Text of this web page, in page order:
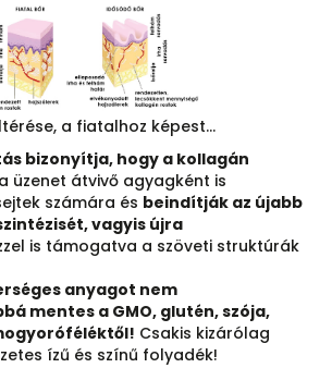
a fiatalhoz képest…
bizonyítja, hogy a kollagán
üzenet átvivő agyagként is
számára és beindítják az újabb
vagyis újra
is támogatva a szöveti struktúrák
anyagot nem
mentes a GMO, glutén, szója,
Csakis kizárólag
ízű és színű folyadék!